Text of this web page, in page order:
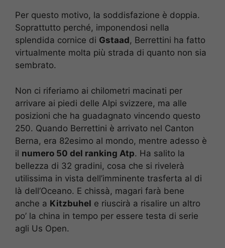
Per questo motivo, la soddisfazione è doppia.
Soprattutto perché, imponendosi nella
splendida cornice di Gstaad, Berrettini ha fatto
virtualmente molta più strada di quanto non sia
sembrato.
Non ci riferiamo ai chilometri macinati per
arrivare ai piedi delle Alpi svizzere, ma alle
posizioni che ha guadagnato vincendo questo
250. Quando Berrettini è arrivato nel Canton
Berna, era 82esimo al mondo, mentre adesso è
il numero 50 del ranking Atp. Ha salito la
bellezza di 32 gradini, cosa che si rivelerà
utilissima in vista dell’imminente trasferta al di
là dell’Oceano. E chissà, magari farà bene
anche a Kitzbuhel e riuscirà a risalire un altro
po’ la china in tempo per essere testa di serie
agli Us Open.